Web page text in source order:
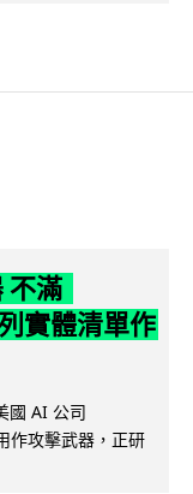
不滿
實體清單作
國 AI 公司
攻擊武器，正研